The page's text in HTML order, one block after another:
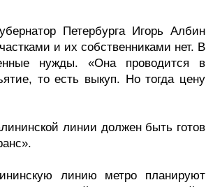
Петербурга Игорь Албин
и их собственниками нет. В
нужды. «Она проводится в
то есть выкуп. Но тогда цену
линии должен быть готов
линию метро планируют